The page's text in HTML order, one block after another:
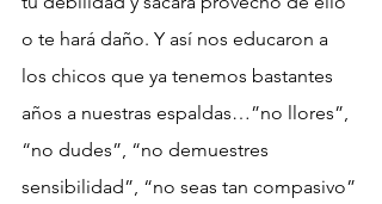
o te hará daño. Y así nos educaron a
los chicos que ya tenemos bastantes
años a nuestras espaldas…”no llores”,
“no dudes”, “no demuestres
sensibilidad”, “no seas tan compasivo”